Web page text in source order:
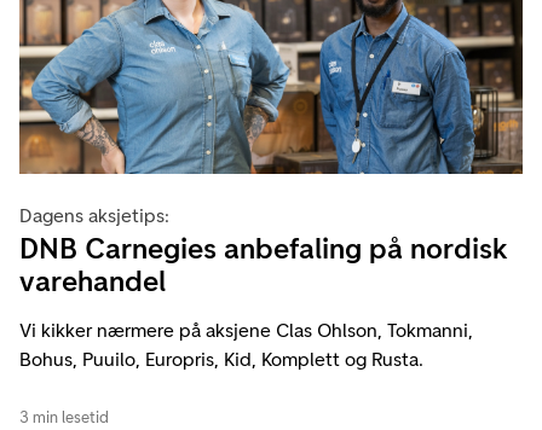
Dagens aksjetips:
DNB Carnegies anbefaling på nordisk
varehandel
Vi kikker nærmere på aksjene Clas Ohlson, Tokmanni,
Bohus, Puuilo, Europris, Kid, Komplett og Rusta.
3 min lesetid